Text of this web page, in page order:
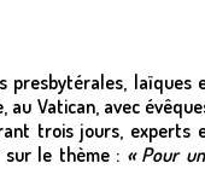
presbytérales, laïques
au Vatican, avec
trois jours, experts
sur le thème : « Pour